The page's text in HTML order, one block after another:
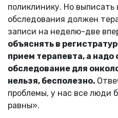
поликлинику. Но выписать
обследования должен
записи на неделю-две
объяснять в
прием терапевта, а надо
обследование для
нельзя, бесполезно.
проблемы, у нас все люди
равны».